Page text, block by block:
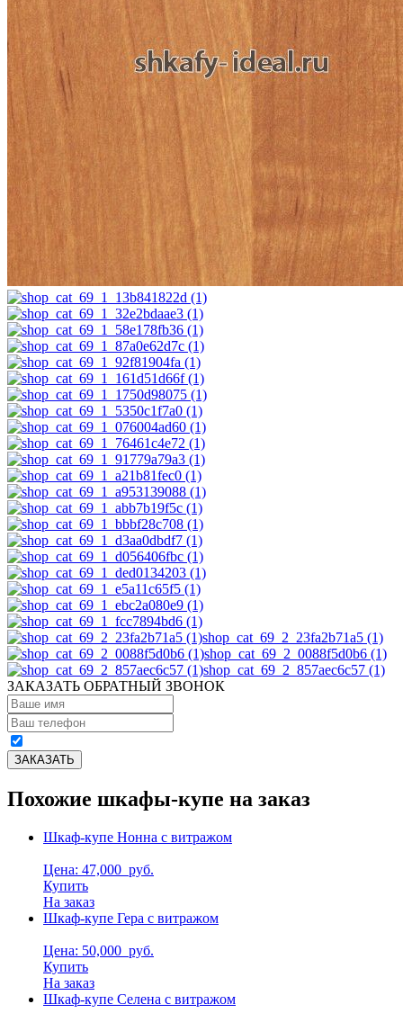
shop_cat_69_2_23fa2b71a5 (1)
shop_cat_69_2_0088f5d0b6 (1)
shop_cat_69_2_857aec6c57 (1)
ЗАКАЗАТЬ ОБРАТНЫЙ ЗВОНОК
Похожие шкафы-купе на заказ
Шкаф-купе Нонна с витражом
Цена: 47,000 руб.
Купить
На заказ
Шкаф-купе Гера с витражом
Цена: 50,000 руб.
Купить
На заказ
Шкаф-купе Селена с витражом